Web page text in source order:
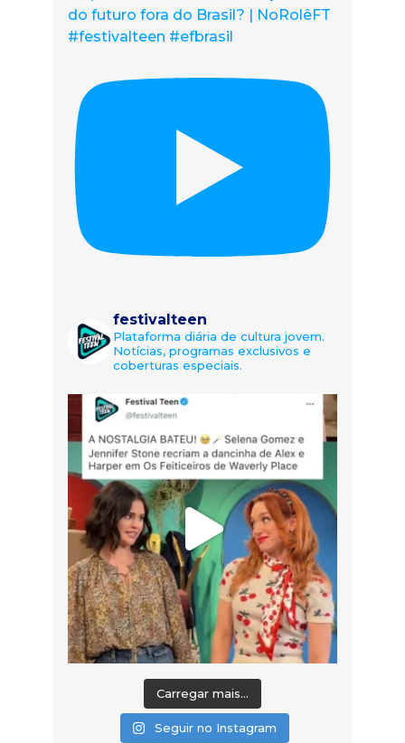
do futuro fora do Brasil? | NoRolêFT
#festivalteen #efbrasil
festivalteen
Plataforma diária de cultura jovem.
Notícias, programas exclusivos e
coberturas especiais.
Carregar mais...
Seguir no Instagram